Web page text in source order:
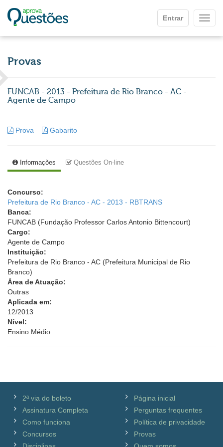
Entrar
Provas
FUNCAB - 2013 - Prefeitura de Rio Branco - AC -
Agente de Campo
Prova Gabarito
Informações Questões On-line
Concurso:
Prefeitura de Rio Branco - AC - 2013 - RBTRANS
Banca:
FUNCAB (Fundação Professor Carlos Antonio Bittencourt)
Cargo:
Agente de Campo
Instituição:
Prefeitura de Rio Branco - AC (Prefeitura Municipal de Rio
Branco)
Área de Atuação:
Outras
Aplicada em:
12/2013
Nível:
Ensino Médio
2ª via do boleto
Assinatura Completa
Como funciona
Concursos
Página inicial
Perguntas frequentes
Política de privacidade
Provas